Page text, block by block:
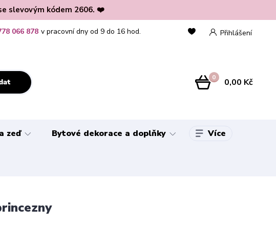
slevovým kódem 2606. ❤️
Přihlášení
066 878 v pracovní dny od 9 do 16 hod.
0 0,00 Kč
zeď Bytové dekorace a doplňky Více